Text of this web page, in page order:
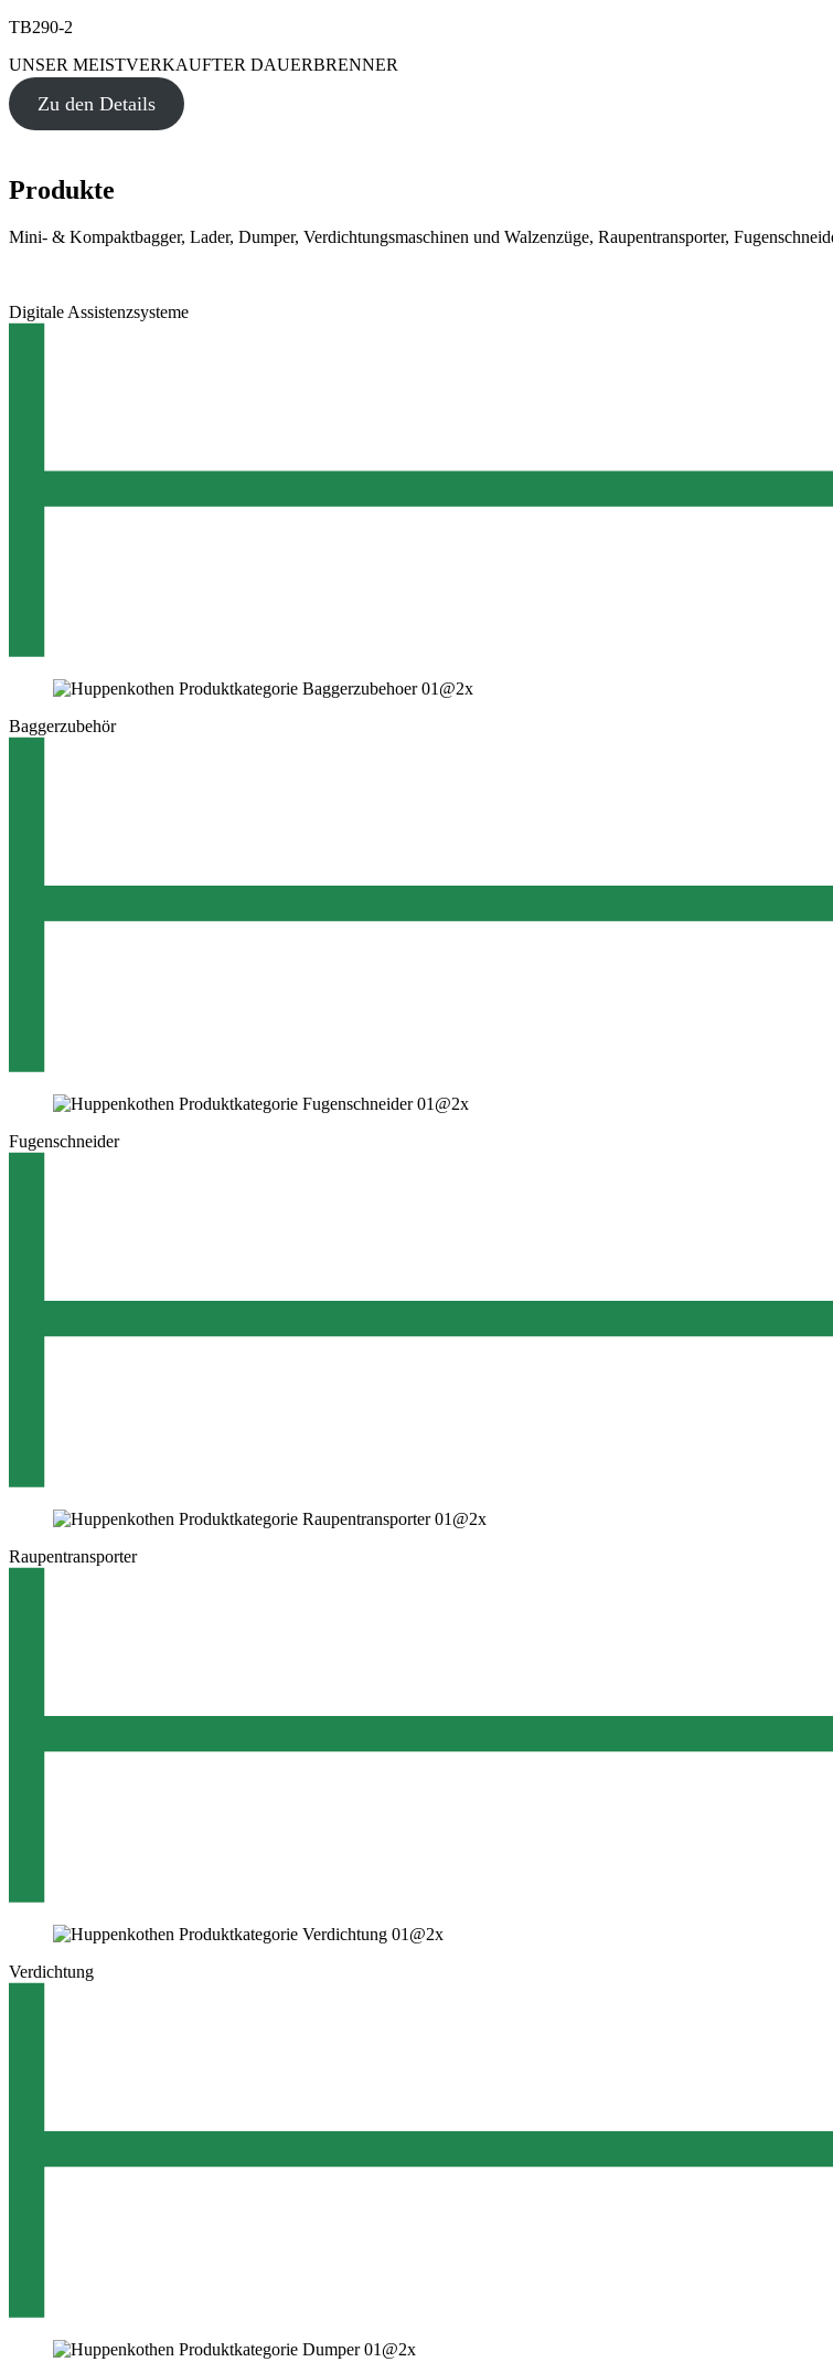
TB290-2
UNSER MEISTVERKAUFTER DAUERBRENNER
Zu den Details
Produkte
Mini- & Kompaktbagger, Lader, Dumper, Verdichtungsmaschinen und Walzenzüge, Raupentransporter,
Digitale Assistenzsysteme
Baggerzubehör
Fugenschneider
Raupentransporter
Verdichtung